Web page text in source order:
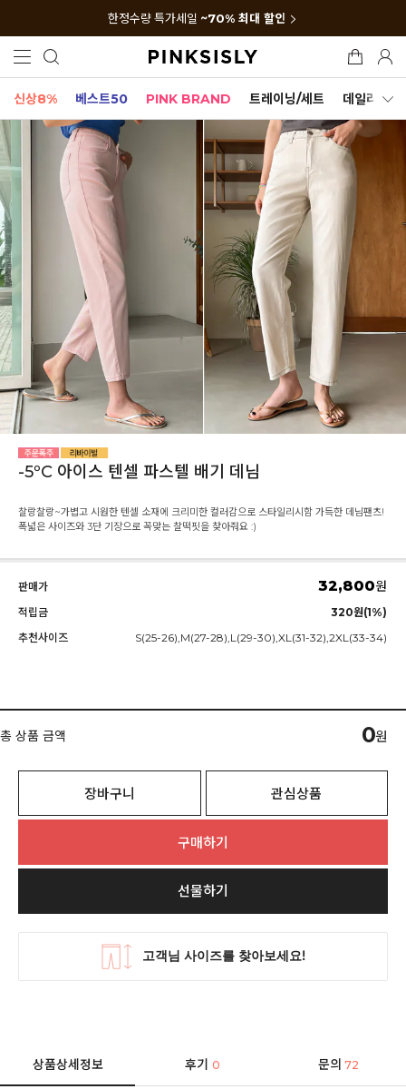
한정수량 특가세일 ~70% 최대 할인
신상8% 베스트50 PINK BRAND 트레이닝/세트 데일리세트
-5ºC 아이스 텐셀 파스텔 배기 데님
찰랑찰랑~가볍고 시원한 텐셀 소재에 크리미한 컬러감으로 스타일리시함 가득한 데님팬츠!
폭넓은 사이즈와 3단 기장으로 꼭맞는 찰떡핏을 찾아줘요 :)
판매가 32,800원
적립금
320원(1%)
추천사이즈
S(25-26),M(27-28),L(29-30),XL(31-32),2XL(33-34)
총 상품 금액 0원
장바구니 관심상품
구매하기
선물하기
상품상세정보 후기0 문의 72